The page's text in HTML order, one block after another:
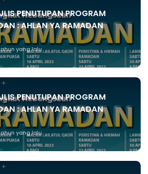
PENUTUPAN PROGRAM
: AHLAN YA RAMADAN
yang lalu
PENUTUPAN PROGRAM
: AHLAN YA RAMADAN
yang lalu